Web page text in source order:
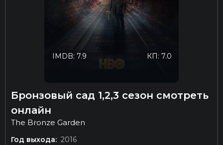
КП: 7.0
IMDB: 7.9
Бронзовый сад 1,2,3 сезон смотреть
онлайн
The Bronze Garden
Год выхода: 2016